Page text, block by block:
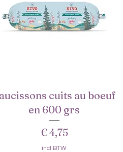
Snel overzicht
cuits au boeuf
en 600 grs
Prijs
€ 4,75
incl.BTW